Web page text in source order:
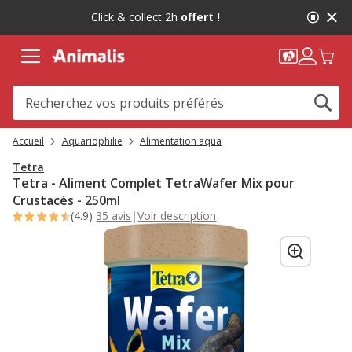
message,
Click & collect 2h offert !
Accueil Aquariophilie Alimentation aqua
Tetra
Tetra - Aliment Complet TetraWafer Mix pour
Crustacés - 250ml
(4.9) 35 avis |Voir description